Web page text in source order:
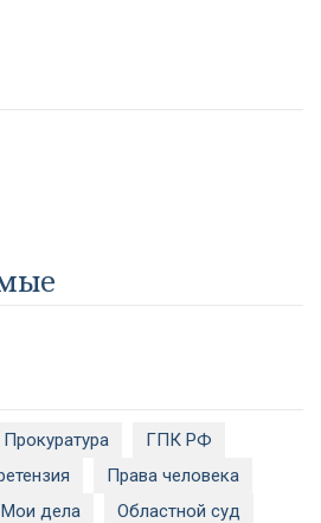
Прокуратура
ГПК РФ
Права человека
Мои дела
Областной суд